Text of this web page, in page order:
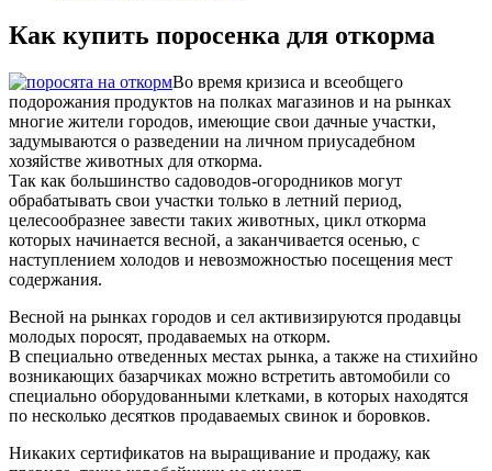
Как купить поросенка для откорма
Во время кризиса и всеобщего
подорожания продуктов на полках магазинов и на рынках
многие жители городов, имеющие свои дачные участки,
задумываются о разведении на личном приусадебном
хозяйстве животных для откорма.
Так как большинство садоводов-огородников могут
обрабатывать свои участки только в летний период,
целесообразнее завести таких животных, цикл откорма
которых начинается весной, а заканчивается осенью, с
наступлением холодов и невозможностью посещения мест
содержания.
Весной на рынках городов и сел активизируются продавцы
молодых поросят, продаваемых на откорм.
В специально отведенных местах рынка, а также на стихийно
возникающих базарчиках можно встретить автомобили со
специально оборудованными клетками, в которых находятся
по несколько десятков продаваемых свинок и боровков.
Никаких сертификатов на выращивание и продажу, как